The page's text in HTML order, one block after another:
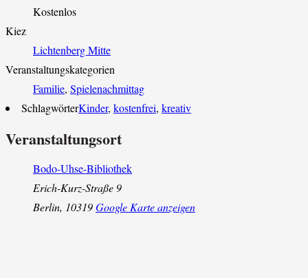
Kostenlos
Kiez
Lichtenberg Mitte
Veranstaltungskategorien
Familie, Spielenachmittag
SchlagwörterKinder, kostenfrei, kreativ
Veranstaltungsort
Bodo-Uhse-Bibliothek
Erich-Kurz-Straße 9
Berlin, 10319Google Karte anzeigen